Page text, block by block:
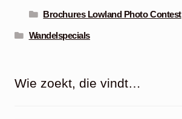
Brochures Lowland Photo Contest
Wandelspecials
Wie zoekt, die vindt…